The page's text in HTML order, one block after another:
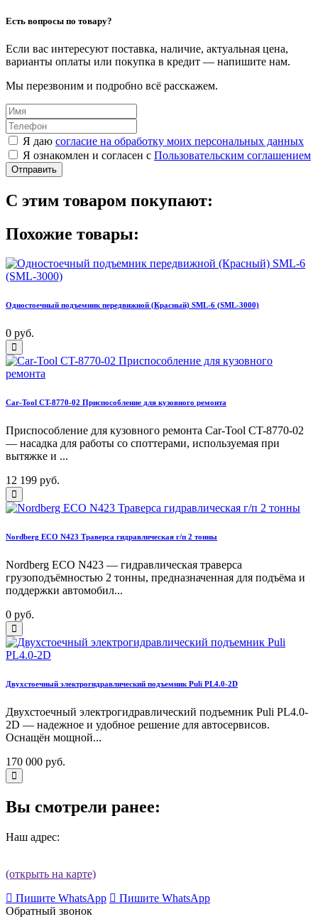
Есть вопросы по товару?
Если вас интересуют поставка, наличие, актуальная цена,
варианты оплаты или покупка в кредит — напишите нам.
Мы перезвоним и подробно всё расскажем.
Я даю согласие на обработку моих персональных данных
Я ознакомлен и согласен с Пользовательским соглашением
Отправить
С этим товаром покупают:
Похожие товары:
Одностоечный подъемник передвижной (Красный) SML-6 (SML-3000)
0 руб.
Car-Tool CT-8770-02 Приспособление для кузовного ремонта
Приспособление для кузовного ремонта Car-Tool CT-8770-02
— насадка для работы со споттерами, используемая при
вытяжке и ...
12 199 руб.
Nordberg ECO N423 Траверса гидравлическая г/п 2 тонны
Nordberg ECO N423 — гидравлическая траверса
грузоподъёмностью 2 тонны, предназначенная для подъёма и
поддержки автомобил...
0 руб.
Двухстоечный электрогидравлический подъемник Puli PL4.0-2D
Двухстоечный электрогидравлический подъемник Puli PL4.0-
2D — надежное и удобное решение для автосервисов.
Оснащён мощной...
170 000 руб.
Вы смотрели ранее:
Наш адрес:
(открыть на карте)
Пишите WhatsApp
Пишите WhatsApp
Обратный звонок